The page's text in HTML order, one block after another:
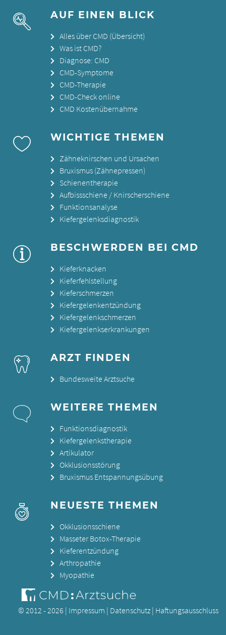
AUF EINEN BLICK
Alles über CMD (Übersicht)
Was ist CMD?
Diagnose: CMD
CMD-Symptome
CMD-Therapie
CMD-Check online
CMD Kostenübernahme
WICHTIGE THEMEN
Zähneknirschen und Ursachen
Bruxismus (Zähnepressen)
Schienentherapie
Aufbissschiene / Knirscherschiene
Funktionsanalyse
Kiefergelenksdiagnostik
BESCHWERDEN BEI CMD
Kieferknacken
Kieferfehlstellung
Kieferschmerzen
Kiefergelenkentzündung
Kiefergelenkschmerzen
Kiefergelenkserkrankungen
ARZT FINDEN
Bundesweite Arztsuche
WEITERE THEMEN
Funktionsdiagnostik
Kiefergelenkstherapie
Artikulator
Okklusionsstörung
Bruxismus Entspannungsübung
NEUESTE THEMEN
Okklusionsschiene
Masseter Botox-Therapie
Kieferentzündung
Arthropathie
Myopathie
© 2012 - 2026 | Impressum | Datenschutz | Haftungsausschluss